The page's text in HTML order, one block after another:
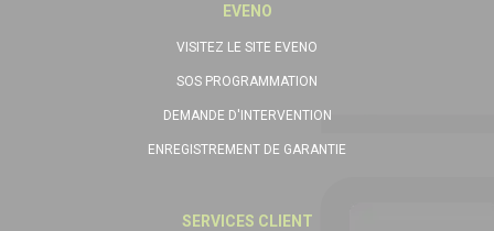
EVENO
VISITEZ LE SITE EVENO
SOS PROGRAMMATION
DEMANDE D'INTERVENTION
ENREGISTREMENT DE GARANTIE
SERVICES CLIENT